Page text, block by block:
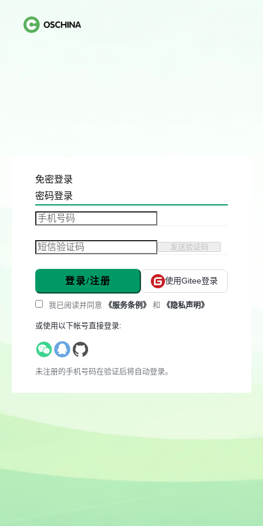
免密登录
密码登录
发送验证码
登录/注册 使用Gitee登录
我已阅读并同意 《服务条例》 和 《隐私声明》
或使用以下帐号直接登录:
未注册的手机号码在验证后将自动登录。